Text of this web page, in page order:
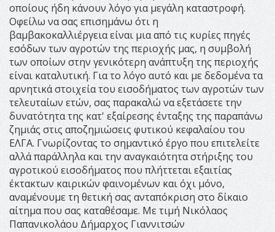
οποίους ήδη κάνουν λόγο για μεγάλη καταστροφή.
Οφείλω να σας επισημάνω ότι η
βαμβακοκαλλιέργεια είναι μια από τις κυρίες πηγές
εσόδων των αγροτών της περιοχής μας, η συμβολή
των οποίων στην γενικότερη ανάπτυξη της περιοχής
είναι καταλυτική. Για το λόγο αυτό και με δεδομένα τα
αρνητικά στοιχεία του εισοδήματος των αγροτών των
τελευταίων ετών, σας παρακαλώ να εξετάσετε την
δυνατότητα της κατ' εξαίρεσης ένταξης της παραπάνω
ζημιάς στις αποζημιώσεις φυτικού κεφαλαίου του
ΕΛΓΑ. Γνωρίζοντας το σημαντικό έργο που επιτελείτε
αλλά παράλληλα και την αναγκαιότητα στήριξης του
αγροτικού εισοδήματος που πλήττεται εξαιτίας
έκτακτων καιρικών φαινομένων και όχι μόνο,
αναμένουμε τη θετική σας ανταπόκριση στο δίκαιο
αίτημα που σας καταθέσαμε. Με τιμή Νικόλαος
Παπανικολάου Δήμαρχος Γιαννιτσών